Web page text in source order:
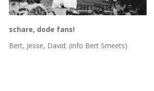
schare, dode fans!
Bert, Jesse, David; (info Bert Smeets)